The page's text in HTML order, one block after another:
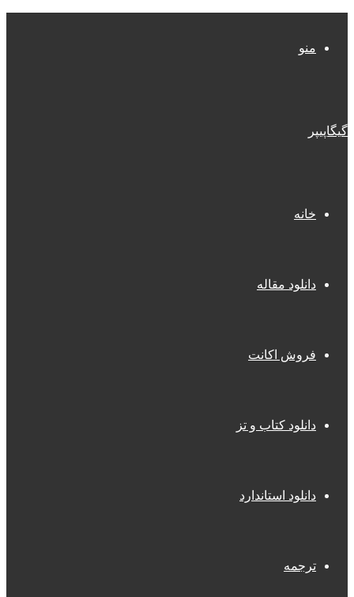
منو
گیگاپیپر
خانه
دانلود مقاله
فروش اکانت
دانلود کتاب و تز
دانلود استاندارد
ترجمه